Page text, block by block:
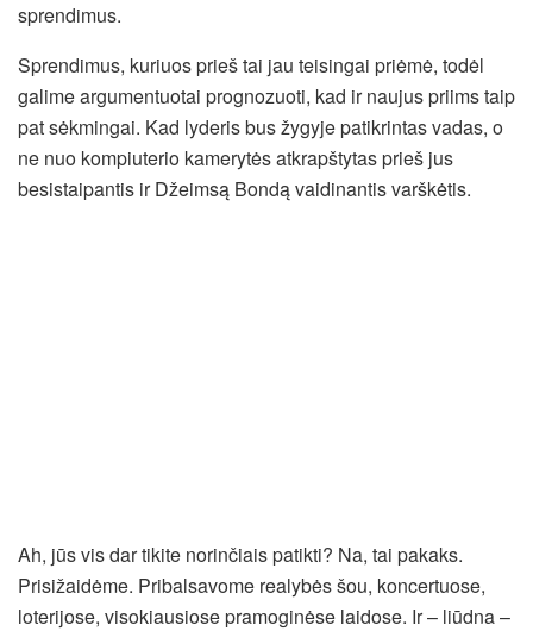
sprendimus.
Sprendimus, kuriuos prieš tai jau teisingai priėmė, todėl
galime argumentuotai prognozuoti, kad ir naujus priims taip
pat sėkmingai. Kad lyderis bus žygyje patikrintas vadas, o
ne nuo kompiuterio kamerytės atkrapštytas prieš jus
besistaipantis ir Džeimsą Bondą vaidinantis varškėtis.
Ah, jūs vis dar tikite norinčiais patikti? Na, tai pakaks.
Prisižaidėme. Pribalsavome realybės šou, koncertuose,
loterijose, visokiausiose pramoginėse laidose. Ir – liūdna –